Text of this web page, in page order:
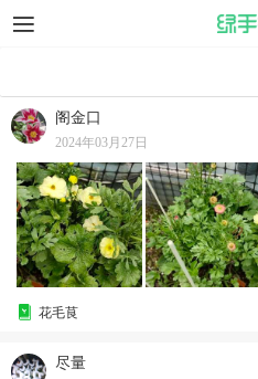
阁金口
2024年03月27日
花毛茛
尽量